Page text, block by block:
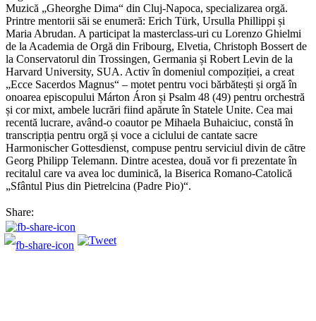
Muzică „Gheorghe Dima“ din Cluj-Napoca, specializarea orgă.
Printre mentorii săi se enumeră: Erich Türk, Ursulla Phillippi și
Maria Abrudan. A participat la masterclass-uri cu Lorenzo Ghielmi
de la Academia de Orgă din Fribourg, Elvetia, Christoph Bossert de
la Conservatorul din Trossingen, Germania și Robert Levin de la
Harvard University, SUA. Activ în domeniul compoziției, a creat
„Ecce Sacerdos Magnus“ – motet pentru voci bărbătești și orgă în
onoarea episcopului Márton Áron și Psalm 48 (49) pentru orchestră
și cor mixt, ambele lucrări fiind apărute în Statele Unite. Cea mai
recentă lucrare, având-o coautor pe Mihaela Buhaiciuc, constă în
transcripția pentru orgă și voce a ciclului de cantate sacre
Harmonischer Gottesdienst, compuse pentru serviciul divin de către
Georg Philipp Telemann. Dintre acestea, două vor fi prezentate în
recitalul care va avea loc duminică, la Biserica Romano-Catolică
„Sfântul Pius din Pietrelcina (Padre Pio)“.
Share: